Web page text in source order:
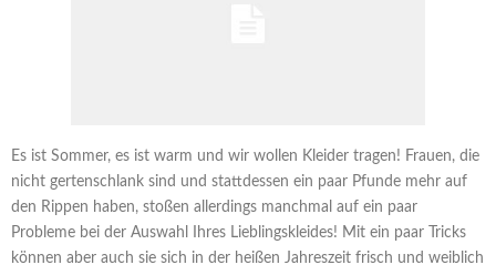
Es ist Sommer, es ist warm und wir wollen Kleider tragen! Frauen, die
nicht gertenschlank sind und stattdessen ein paar Pfunde mehr auf
den Rippen haben, stoßen allerdings manchmal auf ein paar
Probleme bei der Auswahl Ihres Lieblingskleides! Mit ein paar Tricks
können aber auch sie sich in der heißen Jahreszeit frisch und weiblich